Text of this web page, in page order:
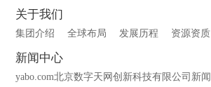
关于我们
集团介绍 全球布局 发展历程 资源资质
新闻中心
yabo.com北京数字天网创新科技有限公司新闻